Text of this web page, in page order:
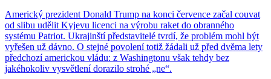
Americký prezident Donald Trump na konci července začal couvat
od slibu udělit Kyjevu licenci na výrobu raket do obranného
systému Patriot. Ukrajinští představitelé tvrdí, že problém mohl být
vyřešen už dávno. O stejné povolení totiž žádali už před dvěma lety
předchozí americkou vládu: z Washingtonu však tehdy bez
jakéhokoliv vysvětlení dorazilo strohé „ne“.